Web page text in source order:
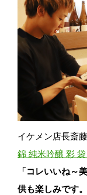
イケメン店長斎
錦 純米吟醸 彩
「コレいいね～
供も楽しみです。